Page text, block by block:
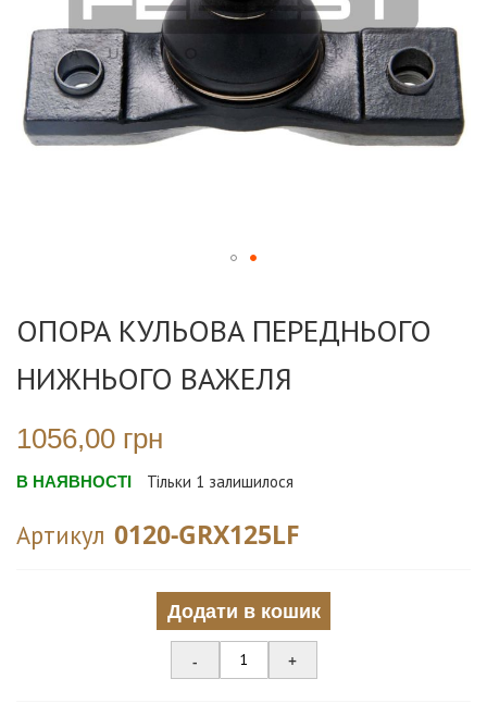
початку
зображень
ОПОРА КУЛЬОВА ПЕРЕДНЬОГО
НИЖНЬОГО ВАЖЕЛЯ
1056,00 грн
В НАЯВНОСТІ Тільки 1 залишилося
Артикул 0120-GRX125LF
Додати в кошик
- +